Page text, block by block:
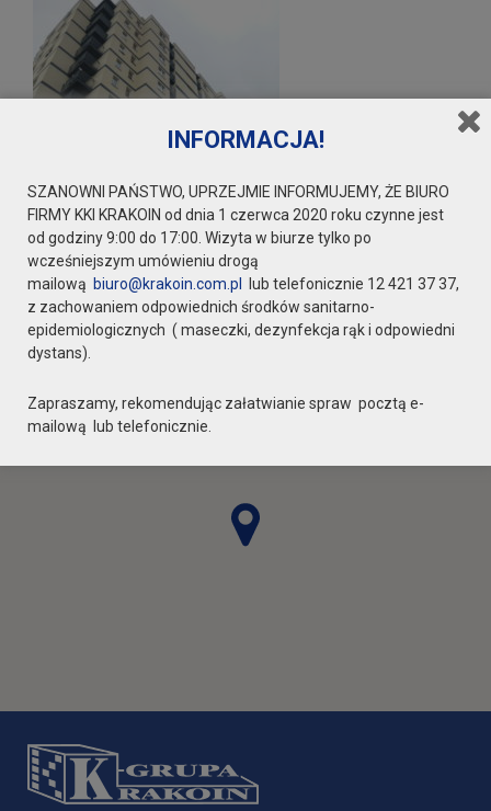
INFORMACJA!
SZANOWNI PAŃSTWO, UPRZEJMIE INFORMUJEMY, ŻE BIURO
FIRMY KKI KRAKOIN od dnia 1 czerwca 2020 roku czynne jest
od godziny 9:00 do 17:00. Wizyta w biurze tylko po
wcześniejszym umówieniu drogą
mailową biuro@krakoin.com.pl
lub telefonicznie 12 421 37 37,
z zachowaniem odpowiednich środków sanitarno-
epidemiologicznych ( maseczki, dezynfekcja rąk i odpowiedni
dystans).
Zapraszamy, rekomendując załatwianie spraw pocztą e-
mailową lub telefonicznie.